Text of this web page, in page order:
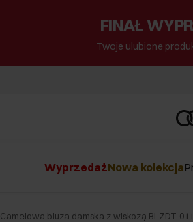
FINAŁ
Twoje ulubione
WyprzedażNowa kolekcja
Camelowa bluza damska z wiskozą BLZDT-